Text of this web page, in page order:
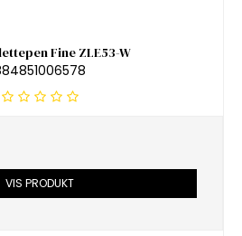
Fine ZLE53-W
VIS PRODUKT